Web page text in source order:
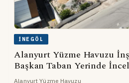
İNEGÖL
Alanyurt Yüzme Havuzu
Başkan Taban Yerinde
Alanyurt Yüzme Havuzu